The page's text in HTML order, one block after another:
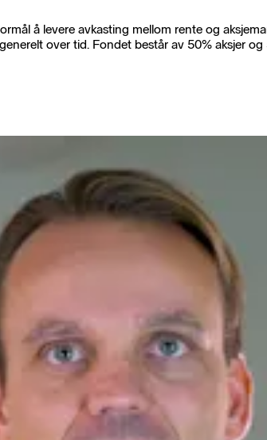
å levere avkasting mellom rente og
over tid. Fondet består av 50% aksjer